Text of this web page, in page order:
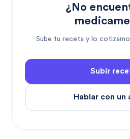
¿No
Sube tu receta y lo
Subir
Hablar con un